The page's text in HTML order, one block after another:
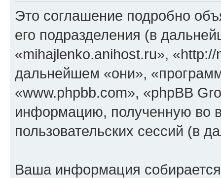
Это соглашение подробно
его подразделения (в
«mihajlenko.anihost.ru»,
дальнейшем «они»,
«www.phpbb.com», «phpBB
информацию, полученную во
пользовательских сессий (в
Ваша информация